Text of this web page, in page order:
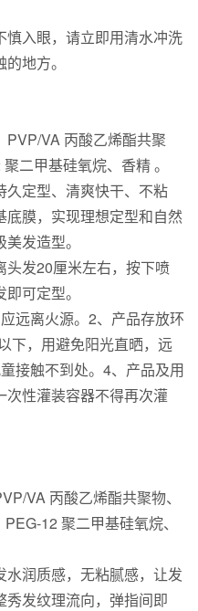
慎入眼，请立即用清水冲洗
地方。
VA 丙酸乙烯酯共聚
二甲基硅氧烷、香精 。
久定型、清爽快干、不粘
膜，实现理想定型和自然
发造型。
头发20厘米左右，按下喷
可定型。
远离火源。2、产品存放环
，用避免阳光直晒，远
接触不到处。4、产品及用
次性灌装容器不得再次灌
VA 丙酸乙烯酯共聚物、
12 聚二甲基硅氧烷、
润质感，无粘腻感，让发
发纹理流向，弹指间即